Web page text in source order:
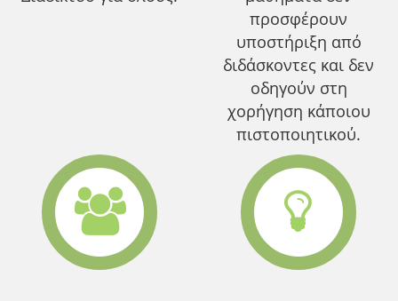
προσφέρουν
υποστήριξη από
διδάσκοντες και δεν
οδηγούν στη
χορήγηση κάποιου
πιστοποιητικού.